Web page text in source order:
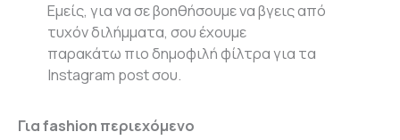
Εμείς, για να σε βοηθήσουμε να βγεις από
τυχόν διλήμματα, σου έχουμε
παρακάτω πιο δημοφιλή φίλτρα για τα
Ιnstagram post σου.
Για fashion περιεχόμενο